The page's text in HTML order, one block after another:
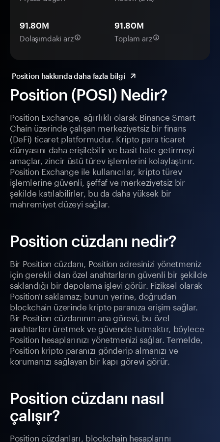
Position (POSI) Nedir?
Position Exchange, ağırlıklı olarak Binance Smart
Chain üzerinde çalışan merkeziyetsiz bir finans
(DeFi) ticaret platformudur. Kripto para ticaret
dünyasını daha erişilebilir ve basit hale getirmeyi
amaçlar, zincir üstü türev işlemlerini kolaylaştırır.
Position Exchange ile kullanıcılar, kripto türev
işlemlerine güvenli, şeffaf ve merkeziyetsiz bir
şekilde katılabilirler, bu da daha yüksek bir
mahremiyet düzeyi sağlar.
Position cüzdanı nedir?
Bir Position cüzdanı, Position adresinizi yönetmeniz
için gerekli olan özel anahtarların güvenli bir şekilde
saklandığı bir depolama işlevi görür. Fiziksel olarak
Position'ı saklamaz; bunun yerine, doğrudan
blockchain üzerinde kripto paranıza erişim sağlar.
Bir Position cüzdanının ana görevi, bu özel
anahtarları üretmek ve güvende tutmaktır, böylece
Position hesaplarınızı yönetmenizi sağlar. Temelde,
Position kripto paranızı gönderip almanızı ve
korumanızı sağlayan bir kapı görevi görür.
Position cüzdanı nasıl
çalışır?
Position cüzdanları, blockchain hesaplarını
91.80M
Dolaşımdaki arz
91.80M
Toplam arz
Position hakkında daha fazla bilgi